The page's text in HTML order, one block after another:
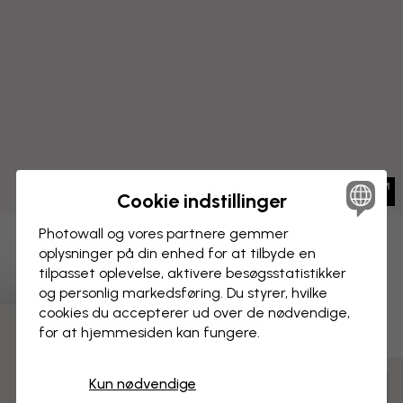
Bambus Harmoni - Mørkeblå
BILLEDE PÅ LÆRRED
Tilpas og bestil
Cookie indstillinger
Photowall og vores partnere gemmer
oplysninger på din enhed for at tilbyde en
tilpasset oplevelse, aktivere besøgs­statistikker
og personlig markedsføring. Du styrer, hvilke
cookies du accepterer ud over de nødvendige,
for at hjemmesiden kan fungere.
Kun nødvendige